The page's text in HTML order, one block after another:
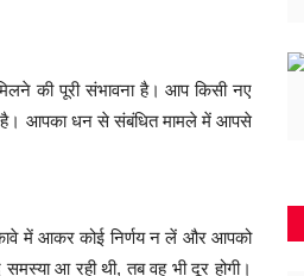
की पूरी संभावना है। आप किसी नए
है। आपका धन से संबंधित मामले में आपसे
में आकर कोई निर्णय न लें और आपको
समस्या आ रही थी, तब वह भी दूर होगी।